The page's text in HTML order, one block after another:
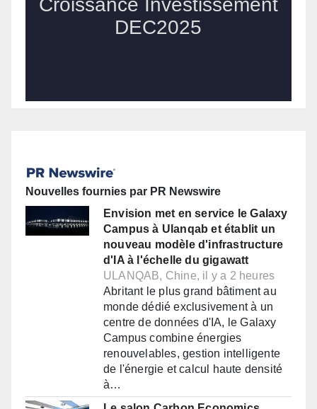
Nouvelles fournies par PR Newswire
Envision met en service le Galaxy
Campus à Ulanqab et établit un
nouveau modèle d'infrastructure
d'IA à l'échelle du gigawatt
ULANQAB, Chine, il y a 2 heures
Abritant le plus grand bâtiment au
monde dédié exclusivement à un
centre de données d'IA, le Galaxy
Campus combine énergies
renouvelables, gestion intelligente
de l'énergie et calcul haute densité
à…